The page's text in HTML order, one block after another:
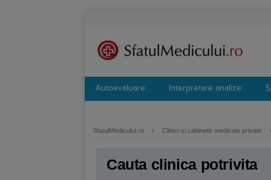
Autoevaluare Interpretare analize
SfatulMedicului.ro › Clinici si cabinete medicale private
Cauta clinica potrivita